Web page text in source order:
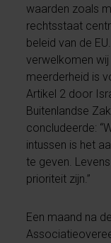
waarden zoals
rechtsstaat
beleid van de
verwelkomen
meerderheid is
Artikel 2 door
Buitenlandse
concludeerde:
intussen is het
te geven.
prioriteit zijn.”
Een maand na